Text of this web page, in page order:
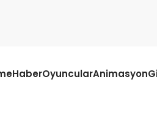
HaberOyuncularAnimasyon